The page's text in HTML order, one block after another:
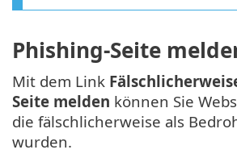
Phishing-Seite
Mit dem Link
Seite melden können Sie
die fälschlicherweise als
wurden.